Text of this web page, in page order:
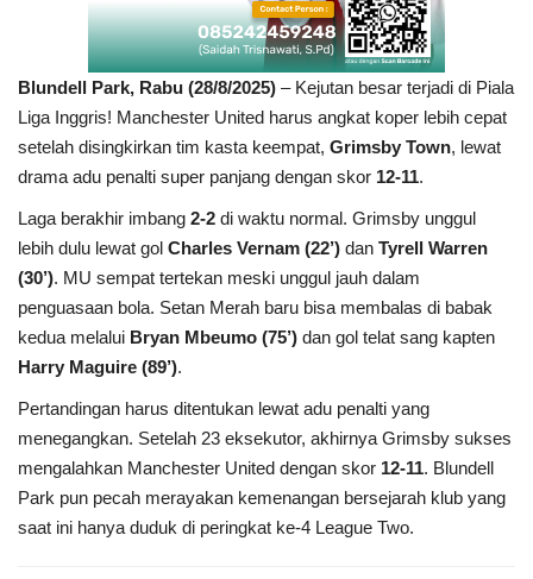
Blundell Park, Rabu (28/8/2025) – Kejutan besar terjadi di Piala
Liga Inggris! Manchester United harus angkat koper lebih cepat
setelah disingkirkan tim kasta keempat, Grimsby Town, lewat
drama adu penalti super panjang dengan skor 12-11.
Laga berakhir imbang 2-2 di waktu normal. Grimsby unggul
lebih dulu lewat gol Charles Vernam (22’) dan Tyrell Warren
(30’). MU sempat tertekan meski unggul jauh dalam
penguasaan bola. Setan Merah baru bisa membalas di babak
kedua melalui Bryan Mbeumo (75’) dan gol telat sang kapten
Harry Maguire (89’).
Pertandingan harus ditentukan lewat adu penalti yang
menegangkan. Setelah 23 eksekutor, akhirnya Grimsby sukses
mengalahkan Manchester United dengan skor 12-11. Blundell
Park pun pecah merayakan kemenangan bersejarah klub yang
saat ini hanya duduk di peringkat ke-4 League Two.